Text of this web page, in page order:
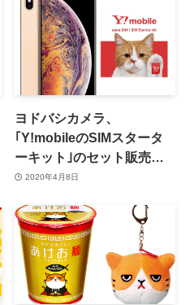
ヨドバシカメラ、
｢Y!mobileのSIMスタータ
ーキット｣のセット販売で
｢iPhone XS Max｣を10,880
2020年4月8日